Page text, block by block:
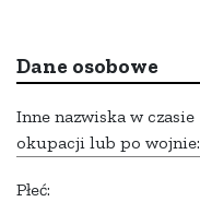
Dane osobowe
Inne nazwiska w czasie
okupacji lub po wojnie:
Płeć: